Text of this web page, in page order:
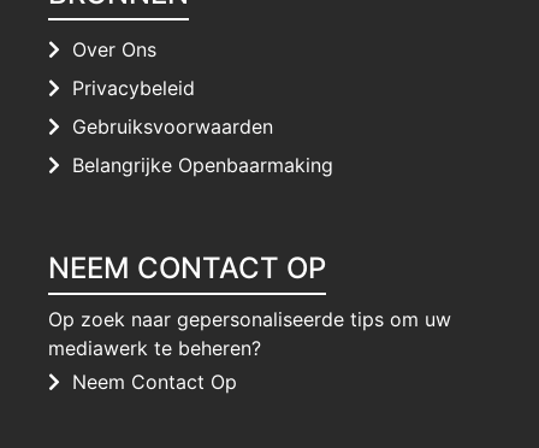
Over Ons
Privacybeleid
Gebruiksvoorwaarden
Belangrijke Openbaarmaking
NEEM CONTACT OP
Op zoek naar gepersonaliseerde tips om uw
mediawerk te beheren?
Neem Contact Op